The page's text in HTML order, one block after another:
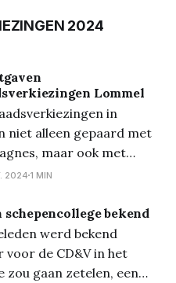
2024
Lommel
in
niet alleen gepaard met
maar ook met
Onderstaande cijfers
van de deelnemende
VLD: € 7.902,15 * PVDA:
2024 1 MIN
schepencollege bekend
werd bekend
voor de CD&V in het
zou gaan zetelen, een